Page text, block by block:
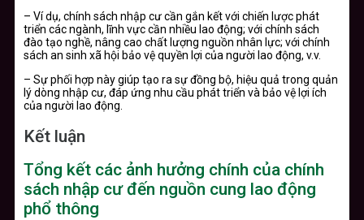
– Ví dụ, chính sách nhập cư cần gắn kết với chiến lược phát
triển các ngành, lĩnh vực cần nhiều lao động; với chính sách
đào tạo nghề, nâng cao chất lượng nguồn nhân lực; với chính
sách an sinh xã hội bảo vệ quyền lợi của người lao động, v.v.
– Sự phối hợp này giúp tạo ra sự đồng bộ, hiệu quả trong quản
lý dòng nhập cư, đáp ứng nhu cầu phát triển và bảo vệ lợi ích
của người lao động.
Kết luận
Tổng kết các ảnh hưởng chính của chính
sách nhập cư đến nguồn cung lao động
phổ thông